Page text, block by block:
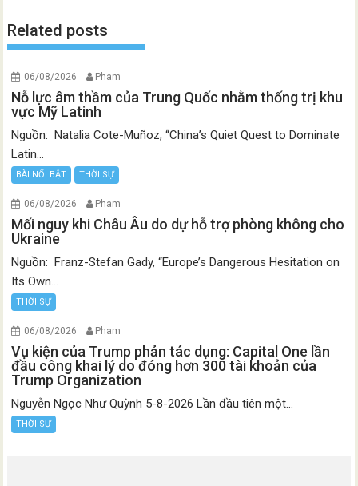
Related posts
06/08/2026 Pham
Nỗ lực âm thầm của Trung Quốc nhằm thống trị khu
vực Mỹ Latinh
Nguồn: Natalia Cote-Muñoz, “China’s Quiet Quest to Dominate
Latin...
BÀI NỔI BẬT THỜI SỰ
06/08/2026 Pham
Mối nguy khi Châu Âu do dự hỗ trợ phòng không cho
Ukraine
Nguồn: Franz-Stefan Gady, “Europe’s Dangerous Hesitation on
Its Own...
THỜI SỰ
06/08/2026 Pham
Vụ kiện của Trump phản tác dụng: Capital One lần
đầu công khai lý do đóng hơn 300 tài khoản của
Trump Organization
Nguyễn Ngọc Như Quỳnh 5-8-2026 Lần đầu tiên một...
THỜI SỰ